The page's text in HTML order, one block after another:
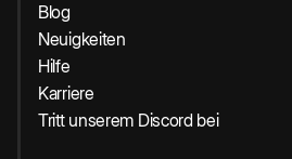
Blog
Neuigkeiten
Hilfe
Karriere
Tritt unserem Discord bei